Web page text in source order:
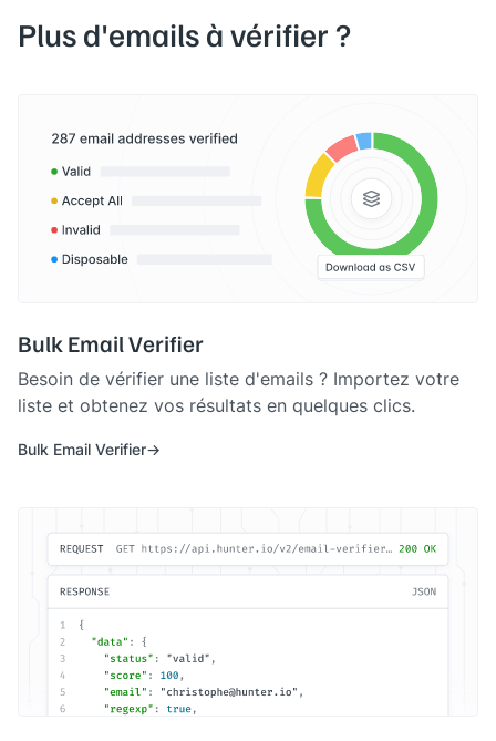
Plus d'emails à vérifier ?
Bulk Email Verifier
Besoin de vérifier une liste d'emails ? Importez votre
liste et obtenez vos résultats en quelques clics.
Bulk Email Verifier